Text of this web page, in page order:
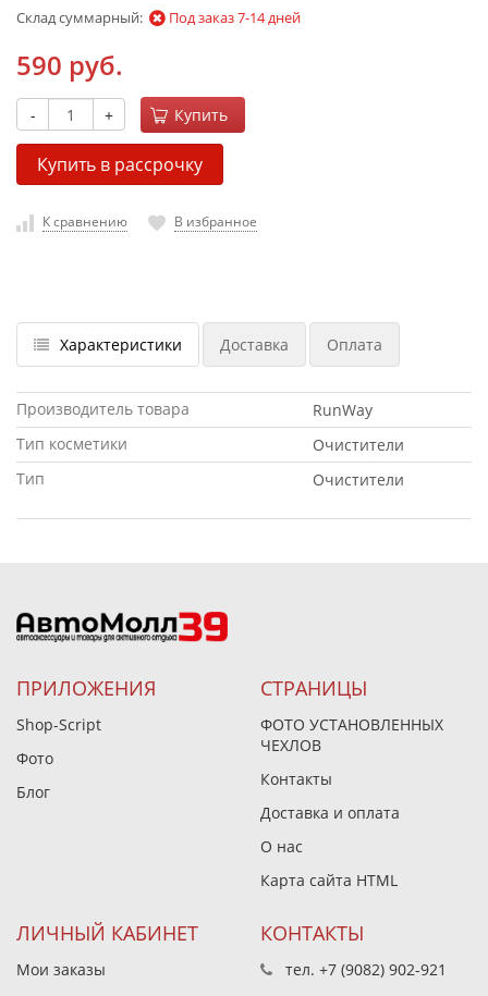
Склад суммарный: Под заказ 7-14 дней
590 руб.
- + Купить
Купить в рассрочку
К сравнению В избранное
Характеристики Доставка Оплата
Производитель товара
RunWay
Тип косметики
Очистители
Тип
Очистители
ПРИЛОЖЕНИЯ
Shop-Script
Фото
Блог
СТРАНИЦЫ
ФОТО УСТАНОВЛЕННЫХ
ЧЕХЛОВ
Контакты
Доставка и оплата
О нас
Карта сайта HTML
ЛИЧНЫЙ КАБИНЕТ
Мои заказы
КОНТАКТЫ
тел. +7 (9082) 902-921